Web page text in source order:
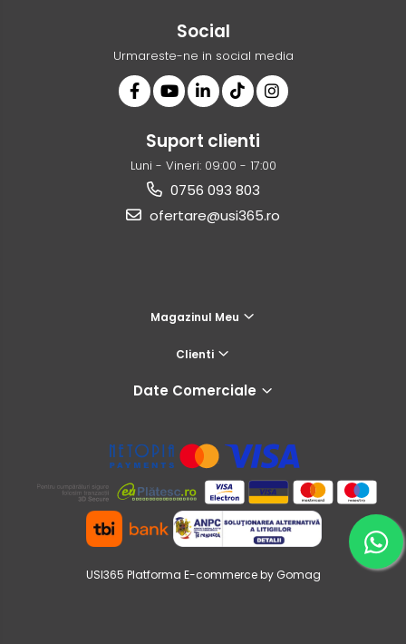
Social
Urmareste-ne in social media
Suport clienti
Luni - Vineri: 09:00 - 17:00
0756 093 803
ofertare@usi365.ro
Magazinul Meu
Clienti
Date Comerciale
USI365 Platforma E-commerce by Gomag